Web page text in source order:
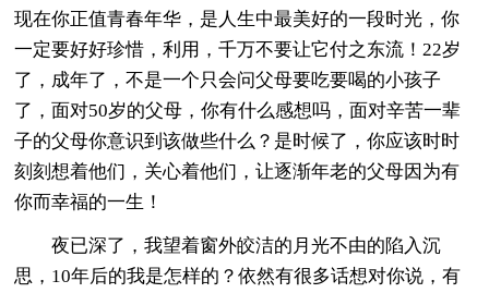
现在你正值青春年华，是人生中最美好的一段时光，你
一定要好好珍惜，利用，千万不要让它付之东流！22岁
了，成年了，不是一个只会问父母要吃要喝的小孩子
了，面对50岁的父母，你有什么感想吗，面对辛苦一辈
子的父母你意识到该做些什么？是时候了，你应该时时
刻刻想着他们，关心着他们，让逐渐年老的父母因为有
你而幸福的一生！
夜已深了，我望着窗外皎洁的月光不由的陷入沉
思，10年后的我是怎样的？依然有很多话想对你说，有